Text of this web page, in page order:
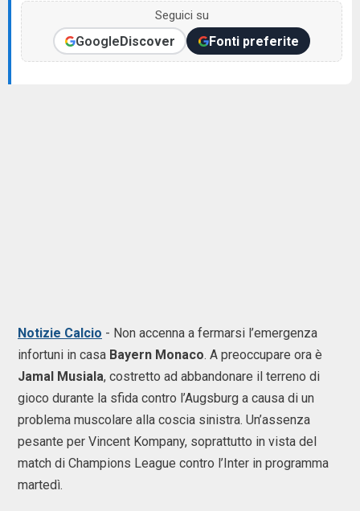
Seguici su
GoogleDiscover Fonti preferite
Notizie Calcio - Non accenna a fermarsi l’emergenza
infortuni in casa Bayern Monaco. A preoccupare ora è
Jamal Musiala, costretto ad abbandonare il terreno di
gioco durante la sfida contro l’Augsburg a causa di un
problema muscolare alla coscia sinistra. Un’assenza
pesante per Vincent Kompany, soprattutto in vista del
match di Champions League contro l’Inter in programma
martedì.